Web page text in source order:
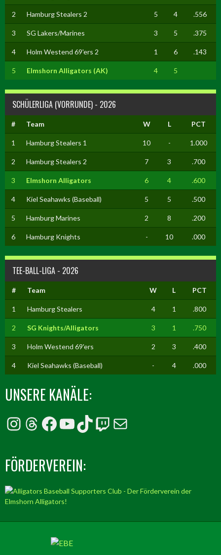
2 Hamburg Stealers 2 5 4 .556
3 SG Lakers/Marines 3 5 .375
4 Holm Westend 69'ers 2 1 6 .143
5 Elmshorn Alligators (AK) 4 5
SCHÜLERLIGA (VORRUNDE) - 2026
# Team W L PCT
1 Hamburg Stealers 1 10 - 1.000
2 Hamburg Stealers 2 7 3 .700
3 Elmshorn Alligators 6 4 .600
4 Kiel Seahawks (Baseball) 5 5 .500
5 Hamburg Marines 2 8 .200
6 Hamburg Knights - 10 .000
TEE-BALL-LIGA - 2026
# Team W L PCT
1 Hamburg Stealers 4 1 .800
2 SG Knights/Alligators 3 1 .750
3 Holm Westend 69'ers 2 3 .400
4 Kiel Seahawks (Baseball) - 4 .000
UNSERE KANÄLE:
Instagram
Threads
Facebook
YouTube
TikTok
Twitch
E-Mail
FÖRDERVEREIN: